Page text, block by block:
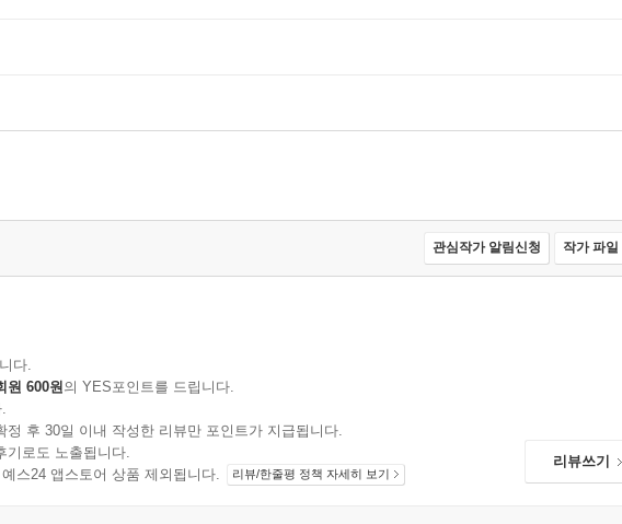
관심작가 알림신청 작가 파일
다.
원 600원의 YES포인트를 드립니다.
후 30일 이내 작성한 리뷰만 포인트가 지급됩니다.
기로도 노출됩니다.
스24 앱스토어 상품 제외됩니다.
리뷰/한줄평 정책 자세히 보기
리뷰쓰기